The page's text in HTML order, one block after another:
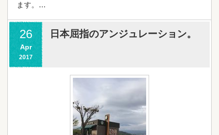
ます。…
26
Apr
2017
日本屈指のアンジュレーション。